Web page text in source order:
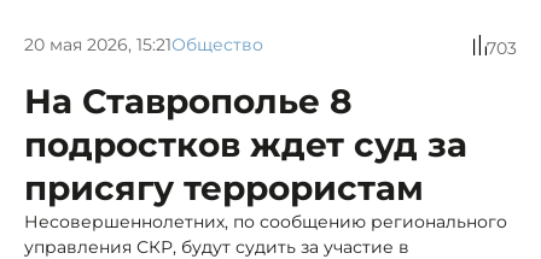
20 мая 2026, 15:21Общество 703
На Ставрополье 8
подростков ждет суд за
присягу террористам
Несовершеннолетних, по сообщению регионального
управления СКР, будут судить за участие в